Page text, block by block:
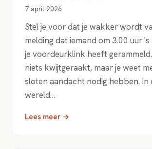
7 april 2026
Stel je voor dat je wakker wordt
melding dat iemand om 3.00 uur
je voordeurklink heeft
niets kwijtgeraakt, maar je weet
sloten aandacht nodig hebben. In
wereld…
Lees meer →